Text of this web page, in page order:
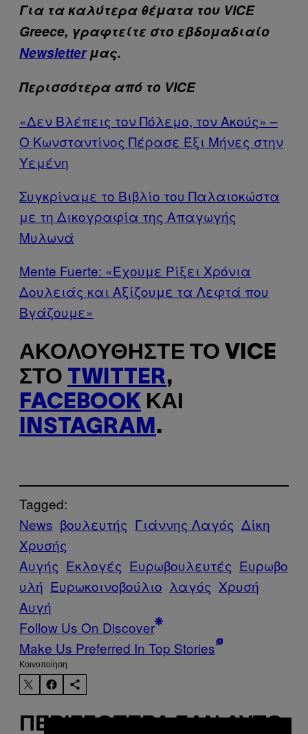
Για τα καλύτερα θέματα του VICE
Greece, γραφτείτε στο εβδομαδιαίο
Newsletterμας.
Περισσότερα από το VICE
«Δεν Βλέπεις τον Πόλεμο, τον Ακούς» –
Ο Κωνσταντίνος Πέρασε Έξι Μήνες στην
Υεμένη
Συγκρίναμε το Βιβλίο του Παλαιοκώστα
με τη Δικογραφία της Απαγωγής
Μυλωνά
Mente Fuerte: «Έχουμε Ρίξει Χρόνια
Δουλειάς και Αξίζουμε τα Λεφτά που
Βγάζουμε»
ΑΚΟΛΟΥΘΉΣΤΕ ΤΟ VICE
ΣΤΟ TWITTER,
FACEBOOK ΚΑΙ
INSTAGRAM .
Tagged:
News βουλευτής Γιάννης Λαγός Δίκη
Χρυσής
Αυγής Εκλογές Ευρωβουλευτές Ευρωβο
υλή Ευρωκοινοβούλιο λαγός Χρυσή
Αυγή
Follow Us On Discover
Make Us Preferred In Top Stories
Kοινοποίηση
ΠΕΡΙΣΣΌΤΕΡΑ ΣΑΝ ΑΥΤΌ